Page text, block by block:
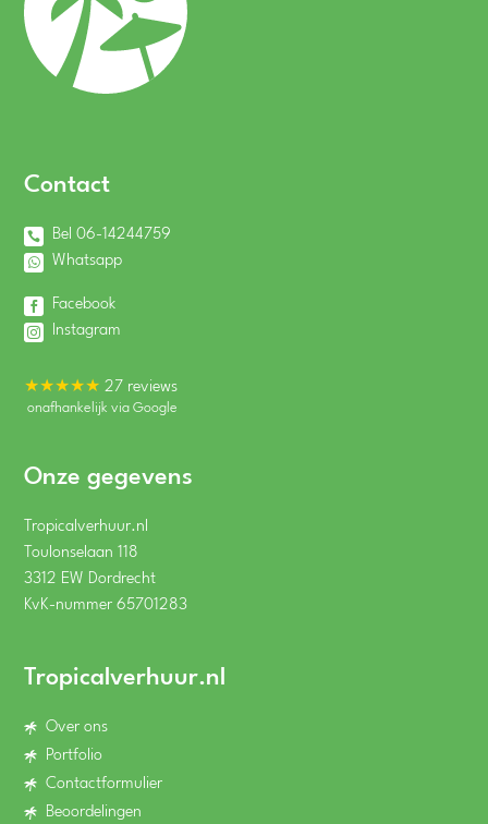
Contact
Bel 06-14244759
Whatsapp
Facebook
Instagram
★★★★★ 27 reviews
onafhankelijk via Google
Onze gegevens
Tropicalverhuur.nl
Toulonselaan 118
3312 EW Dordrecht
KvK-nummer 65701283
Tropicalverhuur.nl
Over ons
Portfolio
Contactformulier
Beoordelingen